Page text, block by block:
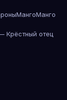
МангоМанго
Крёстный отец